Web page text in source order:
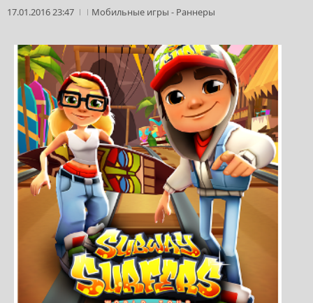
17.01.2016 23:47 Мобильные игры - Раннеры